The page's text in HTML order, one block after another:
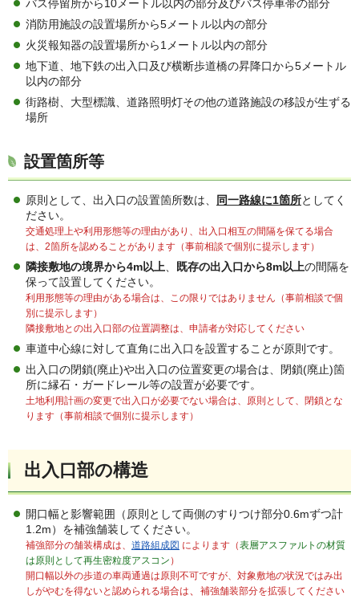
バス停留所から10メートル以内の部分及びバス停車帯の部分
消防用施設の設置場所から5メートル以内の部分
火災報知器の設置場所から1メートル以内の部分
地下道、地下鉄の出入口及び横断歩道橋の昇降口から5メートル
以内の部分
街路樹、大型標識、道路照明灯その他の道路施設の移設が生ずる
場所
設置箇所等
原則として、出入口の設置箇所数は、 同一路線に1箇所としてく
ださい。
交通処理上や利用形態等の理由があり、出入口相互の間隔を保てる場合
は、2箇所を認めることがあります（事前相談で個別に提示します）
隣接敷地の境界から4m以上、 既存の出入口から8m以上の間隔を
保って設置してください。
利用形態等の理由がある場合は、この限りではありません（事前相談で個
別に提示します）
隣接敷地との出入口部の位置調整は、申請者が対応してください
車道中心線に対して直角に出入口を設置することが原則です。
出入口の閉鎖(廃止)や出入口の位置変更の場合は、閉鎖(廃止)箇
所に縁石・ガードレール等の設置が必要です。
土地利用計画の変更で出入口が必要でない場合は、原則として、閉鎖とな
ります（事前相談で個別に提示します）
出入口部の構造
開口幅と影響範囲（原則として両側のすりつけ部分0.6mずつ計
1.2m）を補強舗装してください。
補強部分の舗装構成は、 道路組成図 によります （表層アスファルトの材質
は原則として再生密粒度アスコン ）
開口幅以外の歩道の車両通過は原則不可ですが、 対象敷地の状況ではみ出
しがやむを得ないと認められる場合は
補強舗装部分を拡張してください